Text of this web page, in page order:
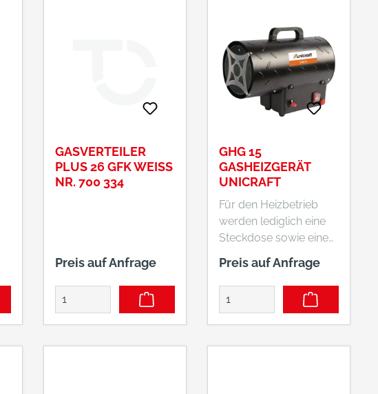
EdelstahlManuelle
ZündungSerienmäßig
mit GasdruckreglerUm
Sauerstoffmangel zu
vermeiden ist für
ausreichende
GASVERTEILER
PLUS 26 GFK WEISS N
R. 700 334
Preis auf Anfrage
GHG 15
GASHEIZGERÄT
UNICRAFT
Für den Heizbetrieb
werden lediglich eine
Steckdose sowie eine
Propangasflasche
benötigt. Dank der
hohen Heizleistung
erfolgt die Erwärmung
Preis auf Anfrage